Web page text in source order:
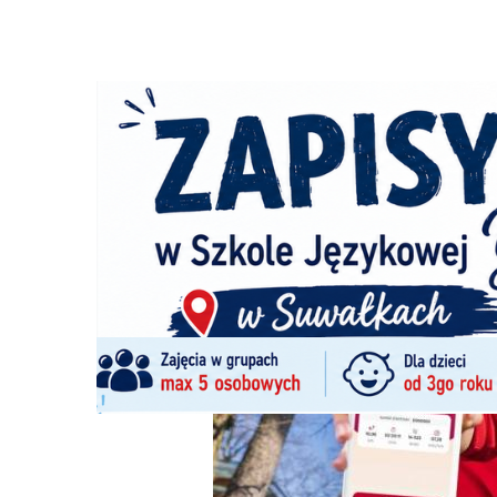
Ścieżka
nawigacyjna
Strona główna
WIADOMOŚCI Z REGIONU 28/05/2026 / 0 Komentarzy
Największy bieg na świecie, który